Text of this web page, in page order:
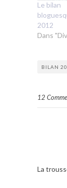
Le bilan
2012
Dans
BILAN
12
La